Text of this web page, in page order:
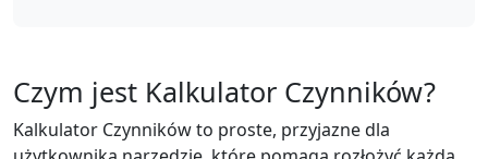
Czym jest Kalkulator Czynników?
Kalkulator Czynników to proste, przyjazne dla